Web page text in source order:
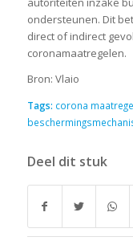
ondersteunen. Dit
direct of indirect
coronamaatregelen.
Bron: Vlaio
Tags: corona
Deel dit stuk